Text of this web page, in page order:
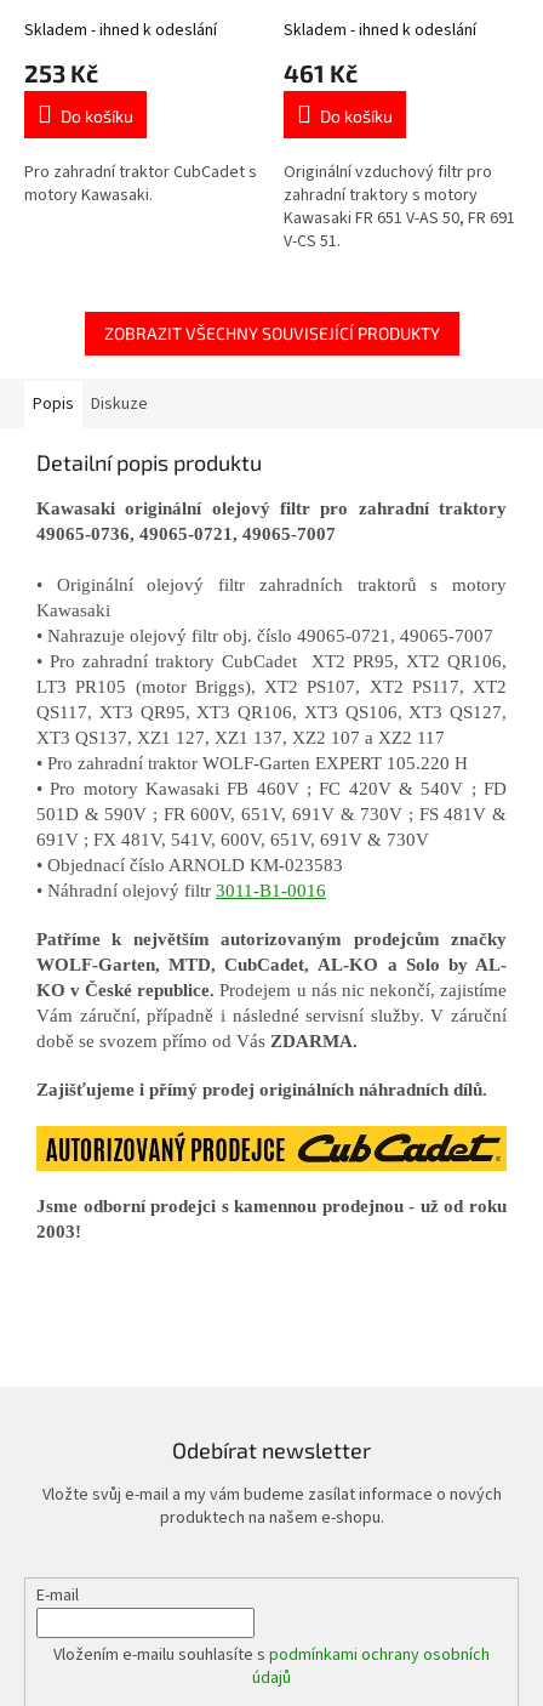
Skladem - ihned k odeslání
253 Kč
Do košíku
Pro zahradní traktor CubCadet s
motory Kawasaki.
11013-7049
Skladem - ihned k odeslání
461 Kč
Do košíku
Originální vzduchový filtr pro
zahradní traktory s motory
Kawasaki FR 651 V-AS 50, FR 691
V-CS 51.
ZOBRAZIT VŠECHNY SOUVISEJÍCÍ PRODUKTY
Popis Diskuze
Detailní popis produktu
Kawasaki originální olejový filtr pro zahradní traktory
49065-0736, 49065-0721, 49065-7007
• Originální olejový filtr zahradních traktorů s motory
Kawasaki
• Nahrazuje olejový filtr obj. číslo 49065-0721, 49065-7007
• Pro zahradní traktory CubCadet XT2 PR95, XT2 QR106,
LT3 PR105 (motor Briggs), XT2 PS107, XT2 PS117, XT2
QS117, XT3 QR95, XT3 QR106, XT3 QS106, XT3 QS127,
XT3 QS137, XZ1 127, XZ1 137, XZ2 107 a XZ2 117
• Pro zahradní traktor WOLF-Garten EXPERT 105.220 H
• Pro motory Kawasaki FB 460V ; FC 420V & 540V ; FD
501D & 590V ; FR 600V, 651V, 691V & 730V ; FS 481V &
691V ; FX 481V, 541V, 600V, 651V, 691V & 730V
• Objednací číslo ARNOLD KM-023583
• Náhradní olejový filtr 3011-B1-0016
Patříme k největším autorizovaným prodejcům značky
WOLF-Garten, MTD, CubCadet, AL-KO a Solo by AL-
KO v České republice.Prodejem u nás nic nekončí, zajistíme
Vám záruční, případně i následné servisní služby. V záruční
době se svozem přímo od Vás ZDARMA.
Zajišťujeme i přímý prodej originálních náhradních dílů.
Jsme odborní prodejci s kamennou prodejnou - už od roku
2003!
Odebírat newsletter
Vložte svůj e-mail a my vám budeme zasílat informace o nových
produktech na našem e-shopu.
E-mail
Vložením e-mailu souhlasíte s podmínkami ochrany osobních
údajů